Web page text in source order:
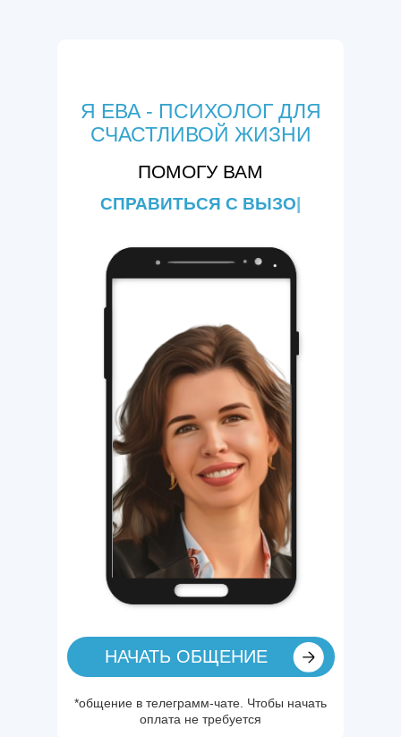
Я ЕВА - ПСИХОЛОГ ДЛЯ
СЧАСТЛИВОЙ ЖИЗНИ
*общение в телеграмм-чате. Чтобы начать
оплата не требуется
НАЧАТЬ ОБЩЕНИЕ
СПР|
ПОМОГУ ВАМ